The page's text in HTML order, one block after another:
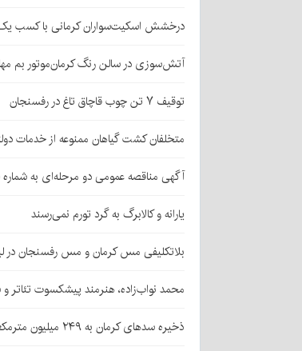
درخشش اسکیت‌سواران کرمانی با کسب
آتش‌سوزی در سالن رنگ کرمان‌موتور بم
توقیف ۷ تن چوب قاچاق تاغ در رفسنجان
متخلفان کشت گیاهان ممنوعه از خدمات
آگهی مناقصه عمومی دو مرحله‌ای به شماره ۰۵-۱۴۰۵ (تجدید اول)
یارانه و کالابرگ به گرد تورم نمی‌رسند
بلاتکلیفی مس کرمان و مس رفسنجان
محمد نواب‌زاده، هنرمند پیشکسوت تئاتر
ذخیره سدهای کرمان به ۲۴۹ میلیون مترمکعب رسید